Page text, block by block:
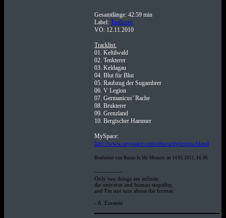
Gesamtlänge: 42:59 min
Label: Trollzorn
VÖ: 12.11.2010
Tracklist:
01. Keltilwald
02. Tenkterer
03. Keldagau
04. Blut für Blut
05. Raubzug der Sugambrer
06. V Legion
07. Germanicus’ Rache
08. Brukterer
09. Grenzland
10. Bergischer Hammer
MySpace:
http://www.myspace.com/obscuritybergischland
Bearbeitet von Runes In My Memory an 14.01.2011, 16:06
--------------
Only two things are infinite:
the universe and human stupidity,
and I'm not sure about the former.
- A. Einstein